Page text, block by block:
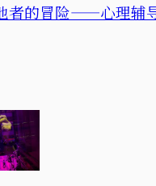
者的冒险——心理辅